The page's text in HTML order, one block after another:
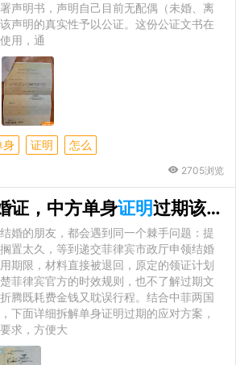
声明书，声明自己目前无配偶（未婚、离
声明的真实性予以公证。这份公证文书在
用，通
身 证明 怎么
2705浏览
证，中方单身证明过期该如何妥善解决？
婚的朋友，都会遇到同一个棘手问题：提
搁置太久，等到递交菲律宾市政厅申领结婚
期限，材料直接被退回，原定的领证计划
菲律宾官方的时效规则，也不了解过期文
腾既耗费金钱又耽误行程。结合中菲两国
下面详细拆解单身证明过期的应对方案，
求，方便大